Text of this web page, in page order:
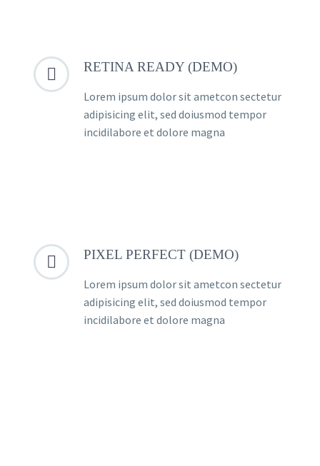

 RETINA READY (DEMO)
Lorem ipsum dolor sit ametcon sectetur
adipisicing elit, sed doiusmod tempor
incidilabore et dolore magna

 PIXEL PERFECT (DEMO)
Lorem ipsum dolor sit ametcon sectetur
adipisicing elit, sed doiusmod tempor
incidilabore et dolore magna